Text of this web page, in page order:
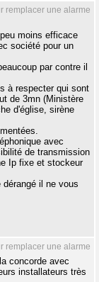
remplacer une alarme
moins efficace
société pour un
par contre il
à respecter qui sont
de 3mn (Ministère
d'église, sirène
avec
de transmission
Ip fixe et stockeur
il ne vous
remplacer une alarme
concorde avec
installateurs très